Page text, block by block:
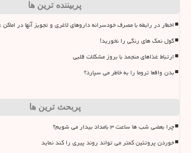
پربیننده ترین ها
اخطار در رابطه با مصرف خودسرانه داروهای لاغری و تجویز آنها در
گول نمک های رنگی را نخورید!
ارتباط غذاهای منجمد با بروز مشکلات قلبی
بدن واقعا تروما را به خاطر می سپارد؟
پربحث ترین ها
چرا بعضی شب ها ساعت ۳ بامداد بیدار می شویم؟
خوردن پروتئین کمتر می تواند روند پیری را کند نماید